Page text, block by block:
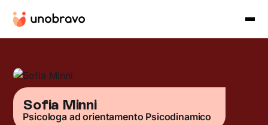
Sofia Minni
Psicologa ad orientamento Psicodinamico